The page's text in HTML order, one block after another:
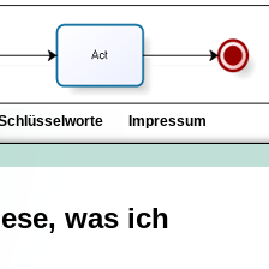
Impressum
was ich